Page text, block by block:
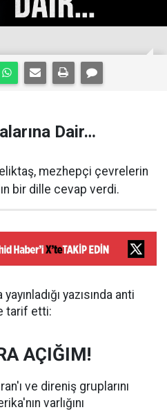
Dair…
mezhepçi çevrelerin
bir dille cevap verdi.
yazısında anti
tarif etti:
AÇIĞIM!
ve direniş gruplarını
varlığını